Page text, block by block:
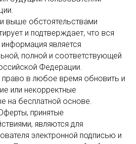
выше обстоятельствами
и подтверждает, что вся
является
полной и соответствующей
Федерации.
право в любое время обновить и
или некорректные
на бесплатной основе.
принятые
являются для
электронной подписью и